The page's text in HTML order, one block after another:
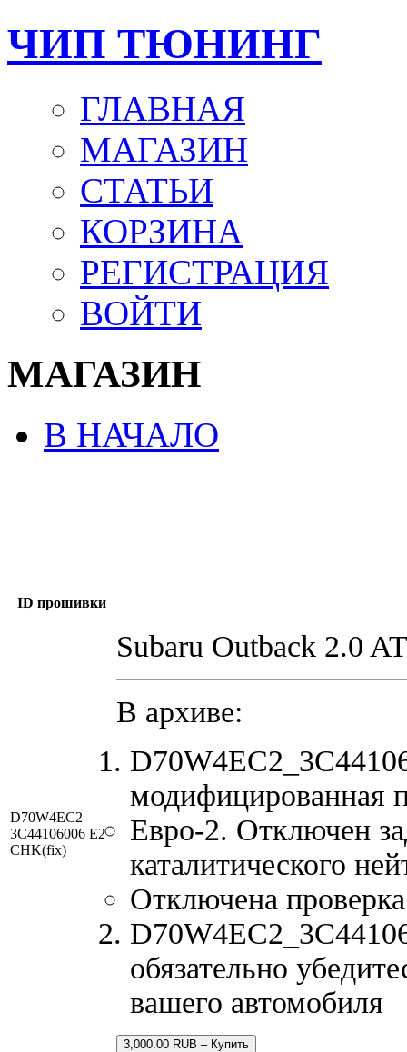
ЧИП ТЮНИНГ
ГЛАВНАЯ
МАГАЗИН
СТАТЬИ
КОРЗИНА
РЕГИСТРАЦИЯ
ВОЙТИ
МАГАЗИН
В НАЧАЛО
ID прошивки
D70W4EC2
3C44106006 E2
CHK(fix)
Subaru Outback 2.0
В архиве:
модифицированная
Евро-2. Отключен
каталитического
Отключена
обязательно
вашего автомобиля
3,000.00 RUB – Купить